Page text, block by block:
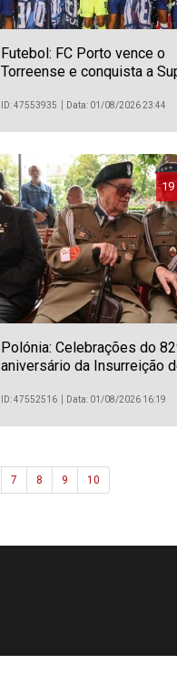
Futebol: FC Porto vence o
Torreense e conquista a
ID: 47553935 Data: 01/08/2026 23:44
19
Polónia: Celebrações do
aniversário da Insurreição
ID: 47552516 Data: 01/08/2026 16:19
7 8 9 10